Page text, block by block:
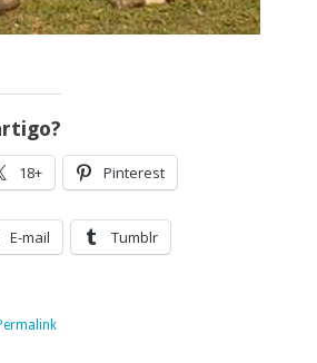
18+ Pinterest
E-mail Tumblr